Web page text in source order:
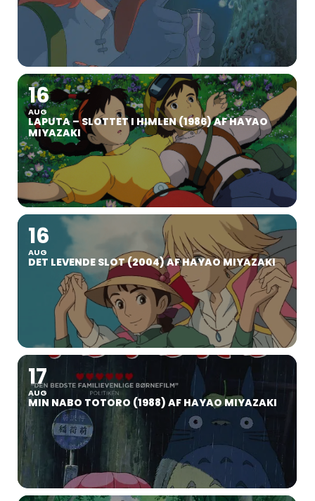
16
AUG
LAPUTA – SLOTTET I HIMLEN (1986) AF HAYAO
MIYAZAKI
16
AUG
DET LEVENDE SLOT (2004) AF HAYAO MIYAZAKI
17
AUG
MIN NABO TOTORO (1988) AF HAYAO MIYAZAKI